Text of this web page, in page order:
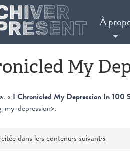
À
My
. « I Chronicled My Depression In 100
my-depression>.
dans le·s contenu·s suivant·s